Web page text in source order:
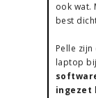
ook wat.
best
Pelle
laptop
ingezet